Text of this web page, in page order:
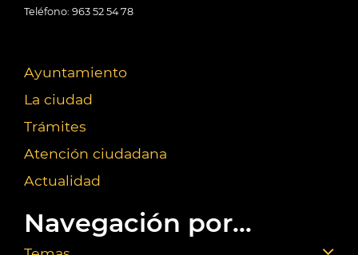
Teléfono: 963 52 54 78
Ayuntamiento
La ciudad
Trámites
Atención ciudadana
Actualidad
Navegación por...